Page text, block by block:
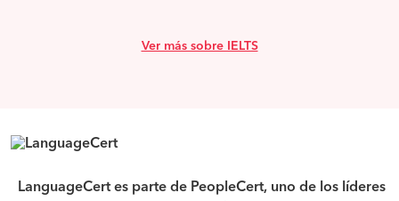
Ver más sobre IELTS
LanguageCert es parte de PeopleCert, uno de los líderes